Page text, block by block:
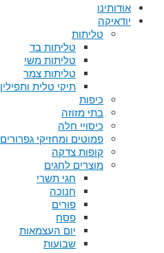
אודותינו
יודאיקה
טליתות
טליתות בד
טליתות משי
טליתות צמר
תיקי טלית ותפילין
כיפות
בתי מזוזה
כיסויי חלה
פמוטים ומחזיקי גפרורים
קופות צדקה
מוצרים לחגים
חגי תשרי
חנוכה
פורים
פסח
יום העצמאות
שבועות